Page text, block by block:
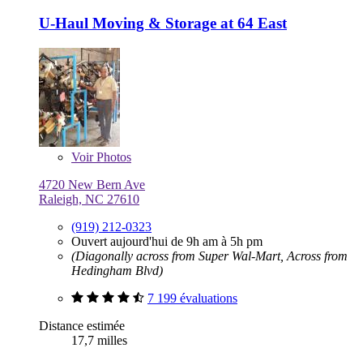
U-Haul Moving & Storage at 64 East
VoirPhotos
4720 New Bern Ave
Raleigh, NC 27610
(919) 212-0323
Ouvert aujourd'hui de 9h am à 5h pm
(Diagonally across from Super Wal-Mart, Across from
Hedingham Blvd)
7 199 évaluations
Distance estimée
17,7 milles